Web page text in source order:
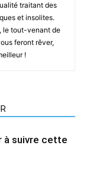
traitant des
et insolites.
le tout-venant de
feront rêver,
!
à suivre cette